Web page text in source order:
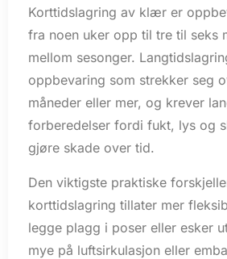
Korttidslagring av klær er
fra noen uker opp til tre til seks
mellom sesonger.
oppbevaring som strekker seg
måneder eller mer, og krever
forberedelser fordi fukt, lys og
gjøre skade over tid.
Den viktigste praktiske
korttidslagring tillater mer
legge plagg i poser eller esker
mye på luftsirkulasjon eller